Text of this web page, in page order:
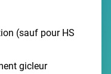
(sauf pour HS
gicleur